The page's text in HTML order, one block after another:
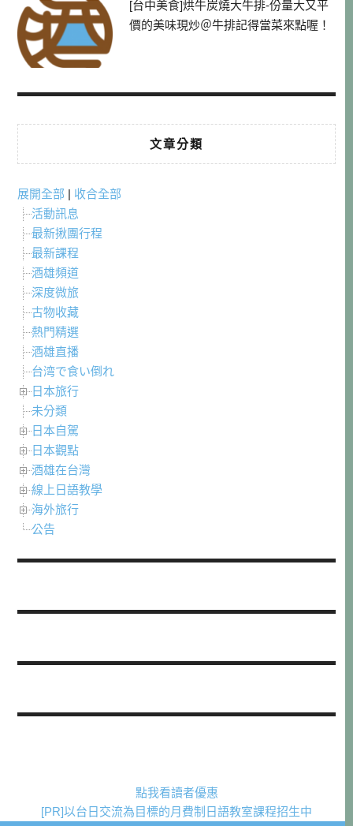
[台中美食]烘牛炭燒大牛排-份量大又平
價的美味現炒＠牛排記得當菜來點喔！
文章分類
展開全部 | 收合全部
活動訊息
最新揪團行程
最新課程
酒雄頻道
深度微旅
古物收藏
熱門精選
酒雄直播
台湾で食い倒れ
日本旅行
未分類
日本自駕
日本觀點
酒雄在台灣
線上日語教學
海外旅行
公告
點我看讀者優惠
[PR]以台日交流為目標的月費制日語教室課程招生中